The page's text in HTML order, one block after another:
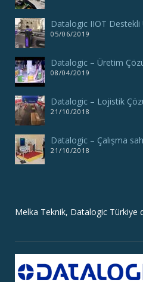
Datalogic IIOT
05/06/2019
Datalogic – Üretim
08/04/2019
Datalogic – Lojistik
21/10/2018
Datalogic – Çalışma
21/10/2018
Melka Teknik, Datalogic Türkiye